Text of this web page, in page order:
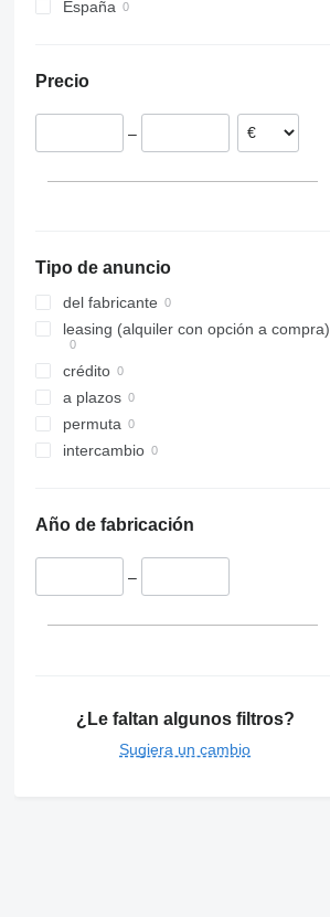
Transit 1.8
V-Class
Primastar
X-Trail
Trafic
Tiguan
España
Precio
–
Tipo de anuncio
del fabricante
leasing (alquiler con opción a compra)
crédito
a plazos
permuta
intercambio
Año de fabricación
–
¿Le faltan algunos filtros?
Sugiera un cambio